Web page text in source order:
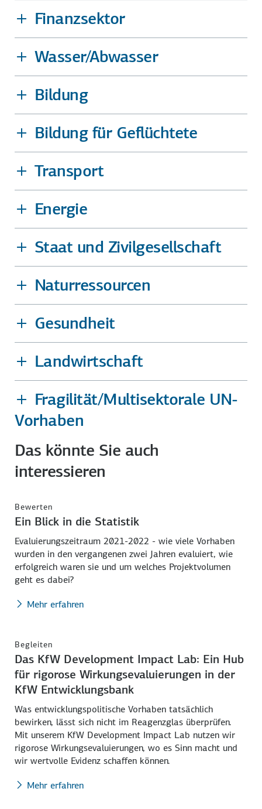
Finanzsektor
Wasser/Abwasser
Bildung
Bildung für Geflüchtete
Transport
Energie
Staat und Zivilgesellschaft
Naturressourcen
Gesundheit
Landwirtschaft
Fragilität/Multisektorale UN-
Vorhaben
Das könnte Sie auch
interessieren
Bewerten
Ein Blick in die Statistik
Evaluierungszeitraum 2021-2022 - wie viele Vorhaben
wurden in den vergangenen zwei Jahren evaluiert, wie
erfolgreich waren sie und um welches Projektvolumen
geht es dabei?
Mehr erfahren
Begleiten
Das KfW Development Impact Lab: Ein Hub
für rigorose Wirkungsevaluierungen in der
KfW Entwicklungsbank
Was entwicklungspolitische Vorhaben tatsächlich
bewirken, lässt sich nicht im Reagenzglas überprüfen.
Mit unserem KfW Development Impact Lab nutzen wir
rigorose Wirkungsevaluierungen, wo es Sinn macht und
wir wertvolle Evidenz schaffen können.
Mehr erfahren